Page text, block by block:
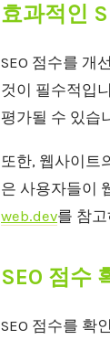
효과적인
SEO 점수를 개
것이 필수적입
평가될 수 있습
또한, 웹사이트
은 사용자들이
web.dev를 참
SEO 점수
SEO 점수를 확